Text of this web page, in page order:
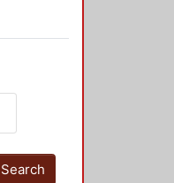
Search